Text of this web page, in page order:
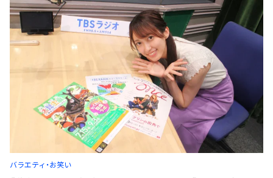
バラエティ・お笑い